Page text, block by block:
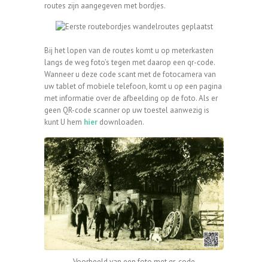
routes zijn aangegeven met bordjes.
Bij het lopen van de routes komt u op meterkasten
langs de weg foto’s tegen met daarop een qr-code.
Wanneer u deze code scant met de fotocamera van
uw tablet of mobiele telefoon, komt u op een pagina
met informatie over de afbeelding op de foto. Als er
geen QR-code scanner op uw toestel aanwezig is
kunt U hem hier downloaden.